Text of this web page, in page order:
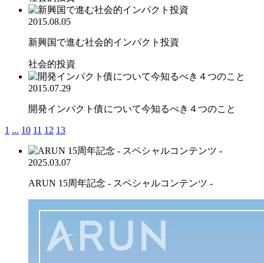
2015.08.05
新興国で進む社会的インパクト投資
社会的投資
2015.07.29
開発インパクト債について今知るべき４つのこと
1 ... 10 11 12 13
2025.03.07
ARUN 15周年記念 - スペシャルコンテンツ -